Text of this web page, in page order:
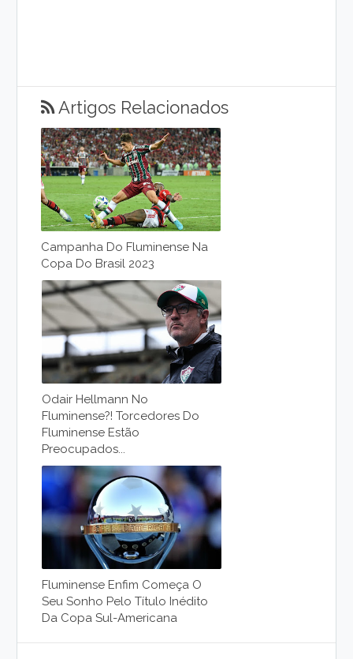
Artigos Relacionados
Campanha Do Fluminense Na
Copa Do Brasil 2023
Odair Hellmann No
Fluminense?! Torcedores Do
Fluminense Estão
Preocupados...
Fluminense Enfim Começa O
Seu Sonho Pelo Título Inédito
Da Copa Sul-Americana